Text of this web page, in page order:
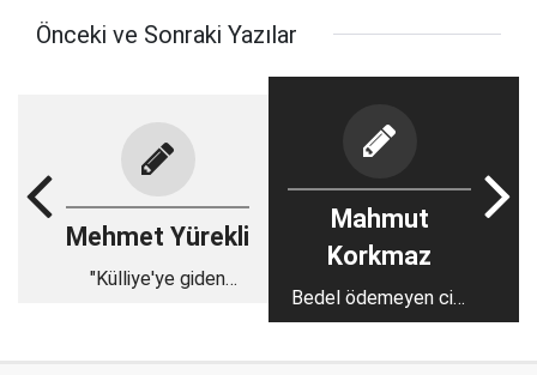
Önceki ve Sonraki Yazılar
Mehmet Yürekli
"Külliye'ye giden
Mahmut
Korkmaz
Bedel ödemeyen cici
bebe!